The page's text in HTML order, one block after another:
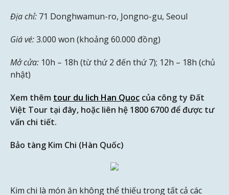
Địa chỉ: 71 Donghwamun-ro, Jongno-gu, Seoul
Giá vé:3.000 won (khoảng 60.000 đồng)
Mở cửa: 10h – 18h (từ thứ 2 đến thứ 7); 12h – 18h (chủ
nhật)
Xem thêm tour du lich Han Quoc của công ty Đất
Việt Tour tại đây, hoặc liên hệ 1800 6700 để được tư
vấn chi tiết.
Bảo tàng Kim Chi (Hàn Quốc)
Kim chi là món ăn không thể thiếu trong tất cả các